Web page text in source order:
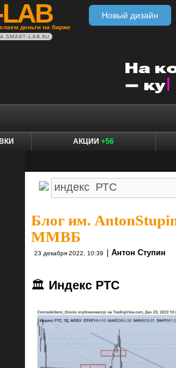
деньги на бирже
Новый дизайн
LAB.RU
АКЦИИ +56
Блог им.
ММВБ
23 декабря 2022, 10:39 Антон Ступин
🏛 Индекс РТС